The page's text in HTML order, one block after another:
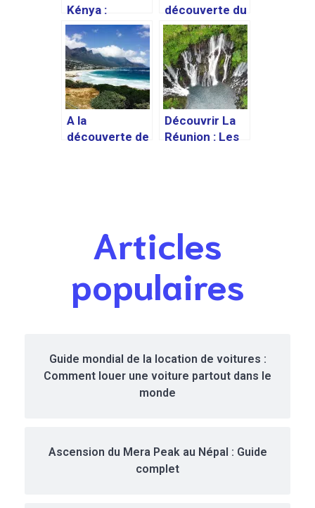
Kénya :
comment le
préparer et ce
qu’il faut
savoir
découverte du
Rwanda, le
« pays aux
mille collines »
A la
découverte de
Découvrir La
Réunion : Les
sur cette île
paradisiaque.
Articles
populaires
Guide mondial de la location de voitures :
Comment louer une voiture partout dans le
monde
Ascension du Mera Peak au Népal : Guide
complet